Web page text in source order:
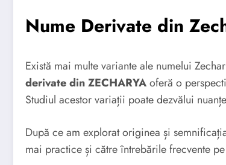
Nume Derivate din
Există mai multe variante ale numelui
derivate din ZECHARYAoferă o
Studiul acestor variații poate dezvălui
După ce am explorat originea și
mai practice și către întrebările frecvente